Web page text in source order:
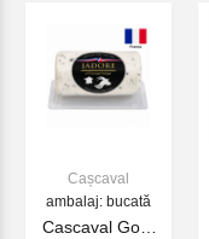
Cașcaval
ambalaj: bucată
Cascaval Goat